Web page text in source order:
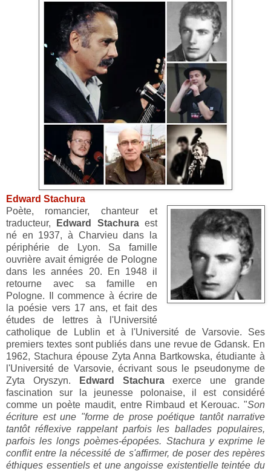
Edward Stachura
Poète, romancier, chanteur et
traducteur,
Edward Stachuraest
né en 1937, à Charvieu dans la
périphérie de Lyon. Sa famille
ouvrière avait émigrée de Pologne
dans les années 20. En 1948 il
retourne avec sa famille en
Pologne. Il commence à écrire de
la poésie vers 17 ans, et fait des
études de lettres à l'Université
catholique de Lublin et à l'Université de Varsovie. Ses
premiers textes sont publiés dans une revue de Gdansk. En
1962, Stachura épouse Zyta Anna Bartkowska, étudiante à
l'Université de Varsovie, écrivant sous le pseudonyme de
Zyta Oryszyn.
Edward Stachuraexerce une grande
fascination sur la jeunesse polonaise, il est considéré
comme un poète maudit, entre Rimbaud et Kerouac. "Son
écriture est une "forme de prose poétique tantôt narrative
tantôt réflexive rappelant parfois les ballades populaires,
parfois les longs poèmes-épopées. Stachura y exprime le
conflit entre la nécessité de s'affirmer, de poser des repères
éthiques essentiels et une angoisse existentielle teintée du